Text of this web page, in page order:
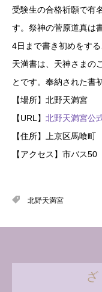
受験生の合格祈願で有
す。祭神の菅原道真は
4日まで書き初めをす
天満書は、天神さまの
とです。奉納された書
【場所】北野天満宮
【URL】 北野天満宮公
【住所】上京区馬喰町
【アクセス】市バス50
北野天満宮
ざ